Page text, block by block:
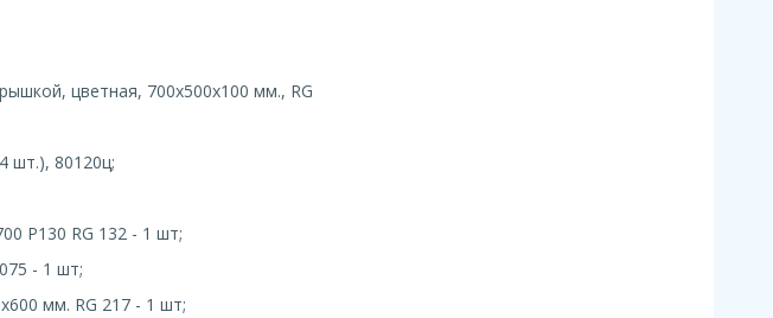
цветная, 700х500х100 мм., RG
шт.), 80120ц;
P130 RG 132 - 1 шт;
- 1 шт;
мм. RG 217 - 1 шт;